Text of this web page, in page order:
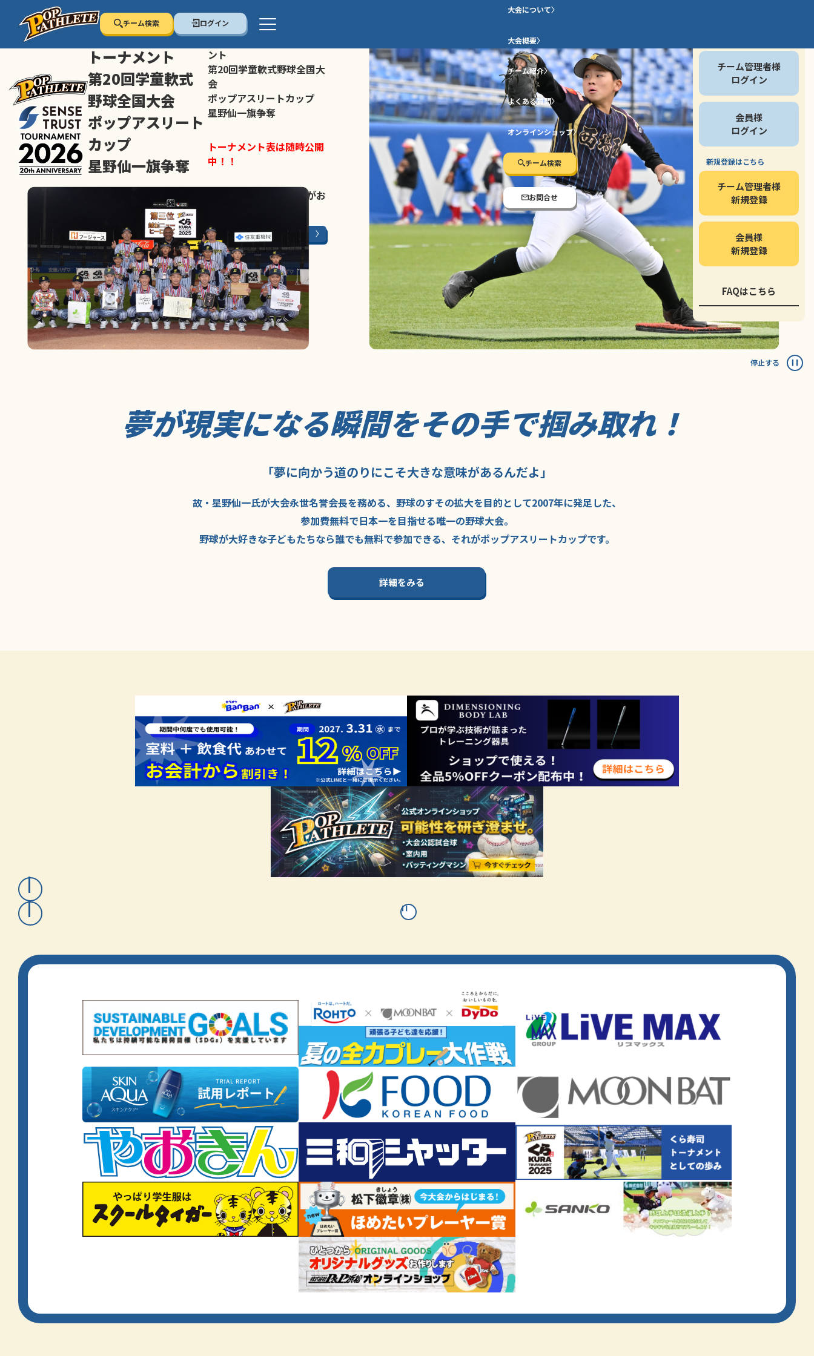
チーム検索 ログイン
大会について
大会概要
チーム紹介
よくある質問
オンラインショップ
チーム検索
お問合せ
停止する
センス・トラスト
トーナメント
第20回学童軟式
野球全国大会
ポップアスリート
カップ
星野仙一旗争奪
トーナメント表は随時公開
センス・トラストトーナメ
ント
第20回学童軟式野球全国大
会
ポップアスリートカップ
星野仙一旗争奪
トーナメント表は随時公開
中！！
がお
大会ページはこちら
チーム管理者様
ログイン
会員様
ログイン
新規登録はこちら
チーム管理者様
新規登録
会員様
新規登録
FAQはこちら
夢が現実になる瞬間をその手で掴み取れ！
「夢に向かう道のりにこそ大きな意味があるんだよ」
故・星野仙一氏が大会永世名誉会長を務める、野球のすその拡大を目的として2007年に発足した、
参加費無料で日本一を目指せる唯一の野球大会。
野球が大好きな子どもたちなら誰でも無料で参加できる、 それがポップアスリートカップです。
詳細をみる